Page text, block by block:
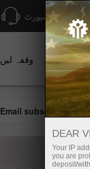
سپورٹ
وقفہ لیں
Email subscription
DEAR
Your IP
you are
deposit/